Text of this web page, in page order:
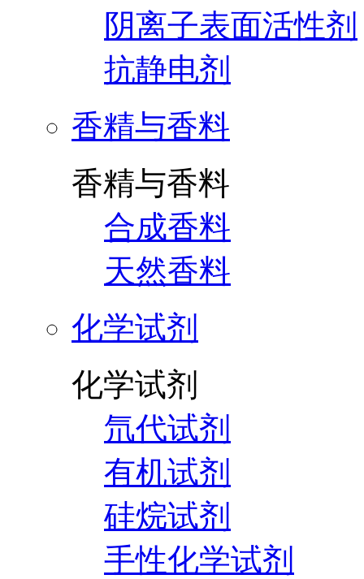
阴离子表面活性剂
抗静电剂
香精与香料
香精与香料
合成香料
天然香料
化学试剂
化学试剂
氘代试剂
有机试剂
硅烷试剂
手性化学试剂